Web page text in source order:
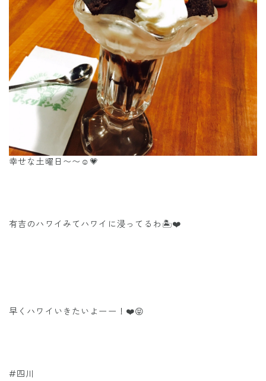
幸せな土曜日〜〜☺️💗
有吉のハワイみてハワイに浸ってるわ🏝❤️
早くハワイいきたいよーー！❤️😝
#四川